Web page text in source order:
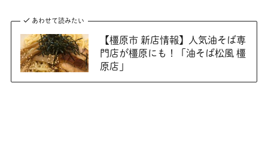
あわせて読みたい
【橿原市 新店情報】人気油そば専
門店が橿原にも！「油そば松風 橿
原店」